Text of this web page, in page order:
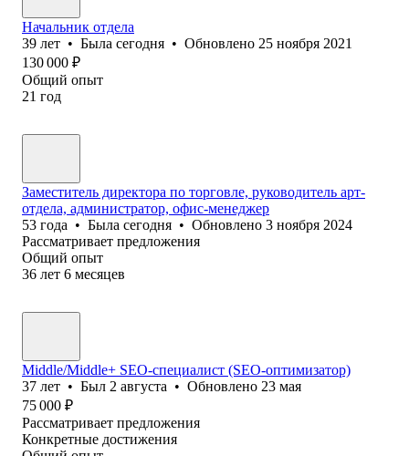
Начальник отдела
39 лет • Была сегодня • Обновлено 25 ноября 2021
130 000 ₽
Общий опыт
21 год
Заместитель директора по торговле, руководитель арт-
отдела, администратор, офис-менеджер
53 года • Была сегодня • Обновлено 3 ноября 2024
Рассматривает предложения
Общий опыт
36 лет 6 месяцев
Middle/Middle+ SEO-специалист (SEO-оптимизатор)
37 лет • Был 2 августа • Обновлено 23 мая
75 000 ₽
Рассматривает предложения
Конкретные достижения